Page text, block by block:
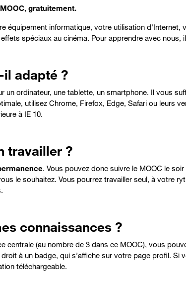
gratuitement.
équipement informatique, votre utilisation d'Internet,
spéciaux au cinéma. Pour apprendre avec nous,
adapté ?
un ordinateur, une tablette, un smartphone. Il vous
utilisez Chrome, Firefox, Edge, Safari ou leurs
à IE 10.
travailler ?
. Vous pouvez donc suivre le MOOC le
le souhaitez. Vous pourrez travailler seul, à votre
connaissances ?
centrale (au nombre de 3 dans ce MOOC), vous
à un badge, qui s’affiche sur votre page profil. Si
téléchargeable.